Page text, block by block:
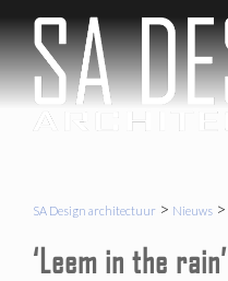
SA Design architectuur > Nieuws >
‘Leem in the rain’